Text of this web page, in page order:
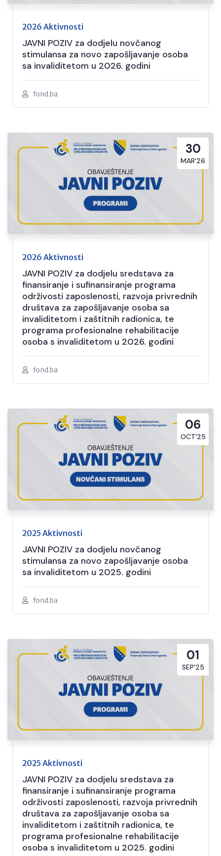
2026 Aktivnosti
JAVNI POZIV za dodjelu novčanog
stimulansa za novo zapošljavanje osoba
sa invaliditetom u 2026. godini
fond.ba
30
MAR'26
2026 Aktivnosti
JAVNI POZIV za dodjelu sredstava za
finansiranje i sufinansiranje programa
održivosti zaposlenosti, razvoja privrednih
društava za zapošljavanje osoba sa
invaliditetom i zaštitnih radionica, te
programa profesionalne rehabilitacije
osoba s invaliditetom u 2026. godini
fond.ba
06
OCT'25
2025 Aktivnosti
JAVNI POZIV za dodjelu novčanog
stimulansa za novo zapošljavanje osoba
sa invaliditetom u 2025. godini
fond.ba
01
SEP'25
2025 Aktivnosti
JAVNI POZIV za dodjelu sredstava za
finansiranje i sufinansiranje programa
održivosti zaposlenosti, razvoja privrednih
društava za zapošljavanje osoba sa
invaliditetom i zaštitnih radionica, te
programa profesionalne rehabilitacije
osoba s invaliditetom u 2025. godini